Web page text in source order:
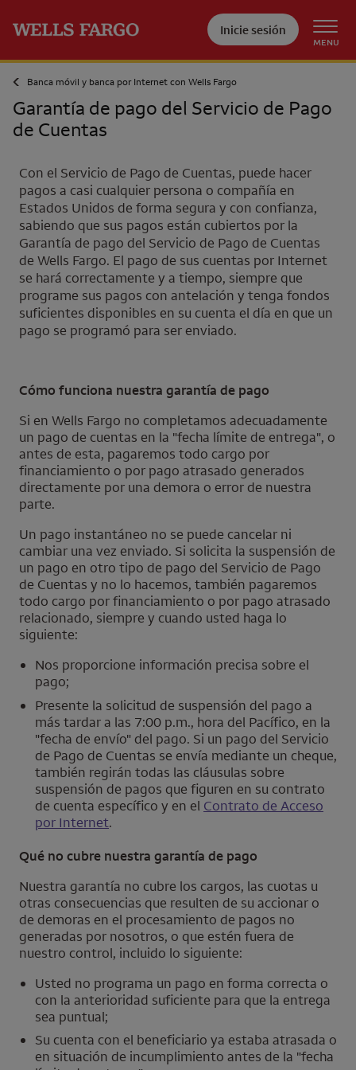
Inicie sesión
MENU
Banca móvil y banca por Internet con Wells Fargo
Garantía de pago del Servicio de Pago
de Cuentas
Con el Servicio de Pago de Cuentas, puede hacer
pagos a casi cualquier persona o compañía en
Estados Unidos de forma segura y con confianza,
sabiendo que sus pagos están cubiertos por la
Garantía de pago del Servicio de Pago de Cuentas
de Wells Fargo. El pago de sus cuentas por Internet
se hará correctamente y a tiempo, siempre que
programe sus pagos con antelación y tenga fondos
suficientes disponibles en su cuenta el día en que un
pago se programó para ser enviado.
Cómo funciona nuestra garantía de pago
Si en Wells Fargo no completamos adecuadamente
un pago de cuentas en la "fecha límite de entrega", o
antes de esta, pagaremos todo cargo por
financiamiento o por pago atrasado generados
directamente por una demora o error de nuestra
parte.
Un pago instantáneo no se puede cancelar ni
cambiar una vez enviado. Si solicita la suspensión de
un pago en otro tipo de pago del Servicio de Pago
de Cuentas y no lo hacemos, también pagaremos
todo cargo por financiamiento o por pago atrasado
relacionado, siempre y cuando usted haga lo
siguiente:
Nos proporcione información precisa sobre el
pago;
Presente la solicitud de suspensión del pago a
más tardar a las 7:00 p.m., hora del Pacífico, en la
"fecha de envío" del pago. Si un pago del Servicio
de Pago de Cuentas se envía mediante un cheque,
también regirán todas las cláusulas sobre
suspensión de pagos que figuren en su contrato
de cuenta específico y en el Contrato de Acceso
por Internet.
Qué no cubre nuestra garantía de pago
Nuestra garantía no cubre los cargos, las cuotas u
otras consecuencias que resulten de su accionar o
de demoras en el procesamiento de pagos no
generadas por nosotros, o que estén fuera de
nuestro control, incluido lo siguiente:
Usted no programa un pago en forma correcta o
con la anterioridad suficiente para que la entrega
sea puntual;
Su cuenta con el beneficiario ya estaba atrasada o
en situación de incumplimiento antes de la "fecha